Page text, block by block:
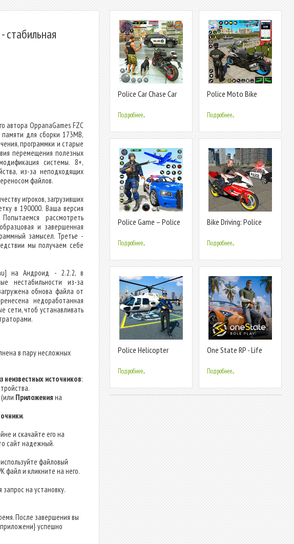
автора OppanaGames FZC
для сборки 173MB,
программки и старые
перемещения полезных
системы. 8+,
из-за неподходящих
файлов.
игроков, загрузивших
в 190000. Ваша версия
рассмотреть
и завершенная
замысел. Третье -
мы получаем себе
на Андроид - 2.2.2, в
нестабильности из-за
обнова файла от
недоработанная
сети, чтоб устанавливать
в пару несложных
неизвестных источников:
(или Приложения на
.
и скачайте его на
сайт надежный.
файловый
файл и кликните на него.
на установку.
После завершения вы
успешно
Police Car Chase Car
Подробнее...
Police Moto Bike
Подробнее...
Police Game – Police
Подробнее...
Bike Driving: Police
Подробнее...
Police Helicopter
Подробнее...
One State RP - Life
Подробнее...